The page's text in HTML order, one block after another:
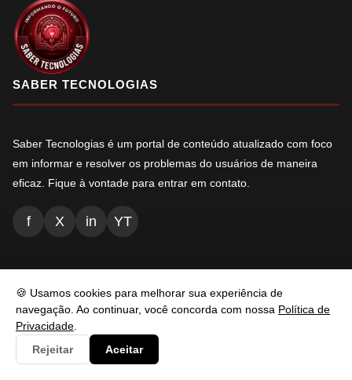
🍪 Usamos cookies para melhorar sua experiência de
navegação. Ao continuar, você concorda com nossa Política de
Privacidade
Rejeitar
Aceitar
SABER TECNOLOGIAS
Saber Tecnologias é um portal de conteúdo atualizado com foco
em informar e resolver os problemas do usuários de maneira
eficaz. Fique à vontade para entrar em contato.
f X in YT
Inicio
Conteúdos